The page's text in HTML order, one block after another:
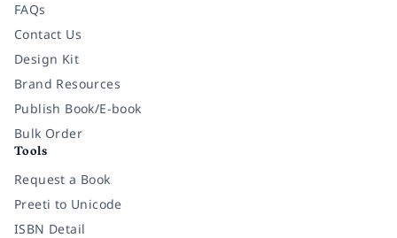
FAQs
Contact Us
Design Kit
Brand Resources
Publish Book/E-book
Bulk Order
Tools
Request a Book
Preeti to Unicode
ISBN Detail